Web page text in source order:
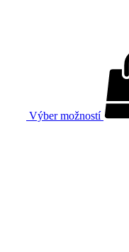
Výber možností